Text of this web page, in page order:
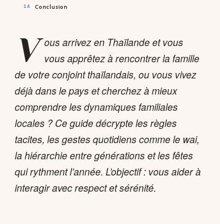
Conclusion
V ous arrivez en Thaïlande et vous
vous apprêtez à rencontrer la famille
de votre conjoint thaïlandais, ou vous vivez
déjà dans le pays et cherchez à mieux
comprendre les dynamiques familiales
locales ? Ce guide décrypte les règles
tacites, les gestes quotidiens comme le wai,
la hiérarchie entre générations et les fêtes
qui rythment l’année. L’objectif : vous aider à
interagir avec respect et sérénité.